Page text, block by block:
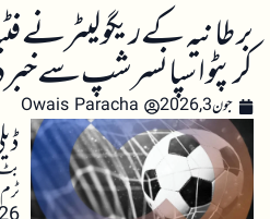
برطانیہ کے ریگولیٹر نے
کرپٹو اسپانسرشپ سے
جون 3, 2026 Owais Paracha